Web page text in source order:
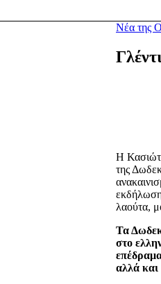
Νέα της
Η
της
εκδήλωση
λαούτα,
Τα
στο
αλλά και